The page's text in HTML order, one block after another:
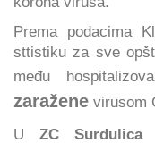
Prema podacima
sttistiku za sve
među
zaražene virusom
U ZC Surdulica